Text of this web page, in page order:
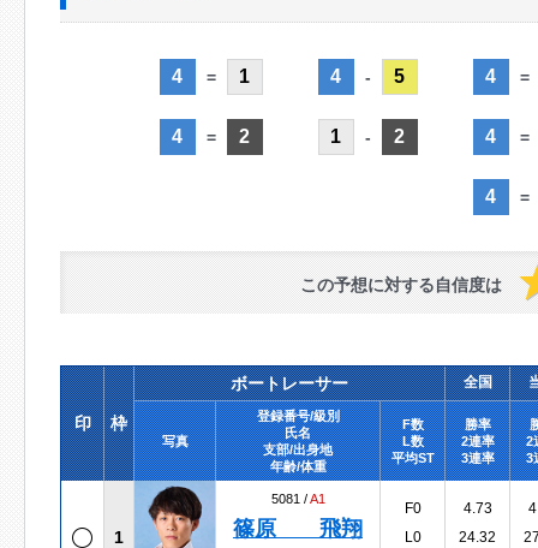
4 = 1
4 = 2
4 - 5
1 - 2
4 =
4 =
4 =
この予想に対する自信度は
印 枠
ボートレーサー 全国
写真
登録番号/級別
氏名
支部/出身地
年齢/体重
F数
L数
平均ST
勝率
2連率
3連率
2
3
1
5081 /A1
篠原 飛翔
F0
L0
4.73
24.32